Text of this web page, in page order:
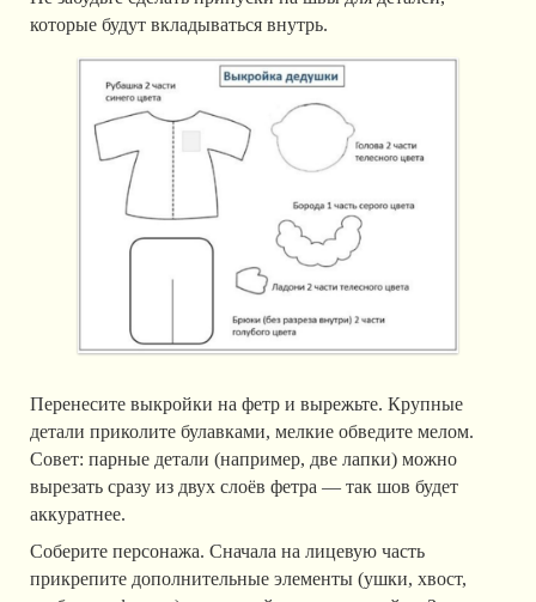
которые будут вкладываться внутрь.
Перенесите выкройки на фетр и вырежьте. Крупные
детали приколите булавками, мелкие обведите мелом.
Совет: парные детали (например, две лапки) можно
вырезать сразу из двух слоёв фетра — так шов будет
аккуратнее.
Соберите персонажа. Сначала на лицевую часть
прикрепите дополнительные элементы (ушки, хвост,